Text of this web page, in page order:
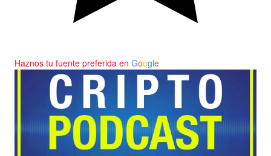
Haznos tu fuente preferida en Google